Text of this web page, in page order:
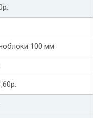
100 мм